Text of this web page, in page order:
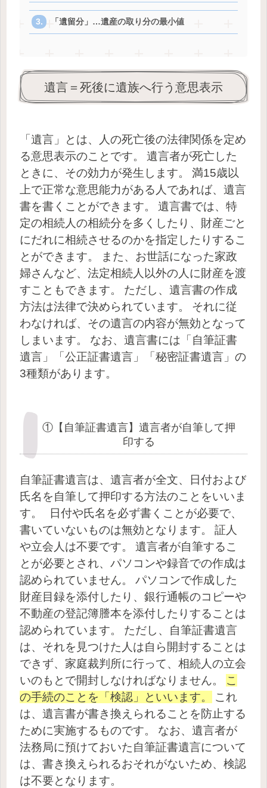
「遺留分」…遺産の取り分の最小値
遺言＝死後に遺族へ行う意思表示
「遺言」とは、人の死亡後の法律関係を定め
る意思表示のことです。
遺言者が死亡した
ときに、その効力が発生します。
満15歳以
上で正常な意思能力がある人であれば、遺言
書を書くことができます。
遺言書では、特
定の相続人の相続分を多くしたり、財産ごと
にだれに相続させるのかを指定したりするこ
とができます。
また、お世話になった家政
婦さんなど、法定相続人以外の人に財産を渡
すこともできます。
ただし、遺言書の作成
方法は法律で決められています。
それに従
わなければ、その遺言の内容が無効となって
しまいます。
なお、遺言書には「自筆証書
遺言」「公正証書遺言」「秘密証書遺言」の
3種類があります。
①【自筆証書遺言】遺言者が自筆して押
印する
自筆証書遺言は、遺言者が全文、日付および
氏名を自筆して押印する方法のことをいいま
す。
日付や氏名を必ず書くことが必要で、
書いていないものは無効となります。
証人
や立会人は不要です。
遺言者が自筆するこ
とが必要とされ、パソコンや録音での作成は
認められていません。
パソコンで作成した
財産目録を添付したり、銀行通帳のコピーや
不動産の登記簿謄本を添付したりすることは
認められています。
ただし、自筆証書遺言
は、それを見つけた人は自ら開封することは
できず、家庭裁判所に行って、相続人の立会
いのもとで開封しなければなりません。
こ
の手続のことを「検認」といいます。
これ
は、遺言書が書き換えられることを防止する
ために実施するものです。
なお、遺言者が
法務局に預けておいた自筆証書遺言について
は、書き換えられるおそれがないため、検認
は不要となります。